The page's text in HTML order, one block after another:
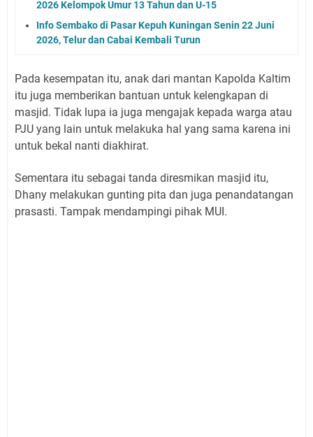
2026 Kelompok Umur 13 Tahun dan U-15
Info Sembako di Pasar Kepuh Kuningan Senin 22 Juni
2026, Telur dan Cabai Kembali Turun
Pada kesempatan itu, anak dari mantan Kapolda Kaltim
itu juga memberikan bantuan untuk kelengkapan di
masjid. Tidak lupa ia juga mengajak kepada warga atau
PJU yang lain untuk melakuka hal yang sama karena ini
untuk bekal nanti diakhirat.
Sementara itu sebagai tanda diresmikan masjid itu,
Dhany melakukan gunting pita dan juga penandatangan
prasasti. Tampak mendampingi pihak MUI.